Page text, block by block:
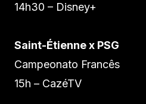
14h30 – Disney+
Saint-Étienne x PSG
Campeonato Francês
15h – CazéTV